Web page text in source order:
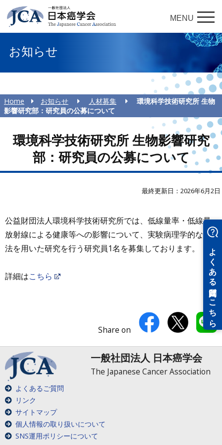
MENU
お知らせ
Home お知らせ 人材募集
環境科学技術研究所 生物
影響研究部：研究員の公募について
環境科学技術研究所 生物影響研究
部：研究員の公募について
最終更新日：2026年6月2日
公益財団法人環境科学技術研究所では、低線量率・低線量
放射線による健康等への影響について、実験病理学的な手
法を用いた研究を行う研究員1名を募集しております。
詳細はこちら
Share on
一般社団法人 日本癌学会
The Japanese Cancer Association
よくあるご質問
リンク
サイトマップ
個人情報の取り扱いについて
SNS運用ポリシーについて